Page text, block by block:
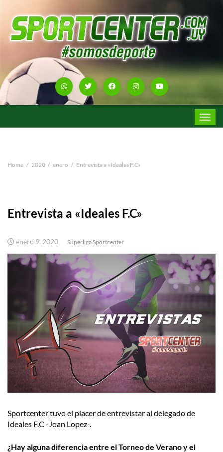
Toggle
Home 2020 enero Entrevista a «Ideales F.C»
Entrevista a «Ideales F.C»
enero 9, 2020 Superliga Sportcenter
Sportcenter tuvo el placer de entrevistar al delegado de
Ideales F.C -Joan Lopez-.
¿Hay alguna diferencia entre el Torneo de Verano y el